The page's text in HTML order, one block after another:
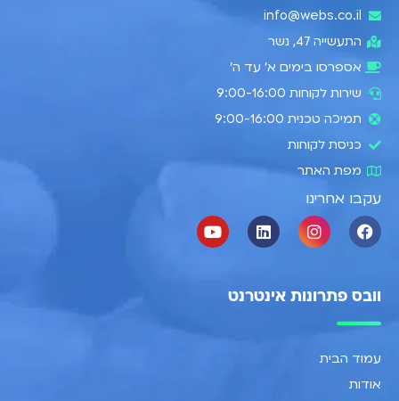
info@webs.co.il
התעשייה 47, נשר​
אספרסו בימים א’ עד ה׳
שירות לקוחות 9:00-16:00
תמיכה טכנית 9:00-16:00
כניסת לקוחות
מפת האתר
עקבו אחרינו
וובס פתרונות אינטרנט
עמוד הבית
אודות